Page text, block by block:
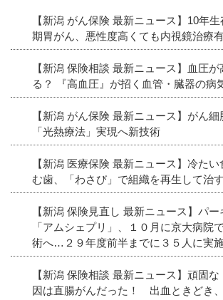
【新潟 がん保険 最新ニュース】10年
期胃がん、悪性度高くても内視鏡治療
【新潟 保険相談 最新ニュース】血圧が
る？ 『高血圧』が招く血管・臓器の病
【新潟 がん保険 最新ニュース】がん
「光熱療法」実現へ新技術
【新潟 医療保険 最新ニュース】冷た
む歯、「わさび」で組織を再生して治
【新潟 保険見直し 最新ニュース】パ
「アムシェプリ」、１０月に京大病院
術へ…２９年度前半までに３５人に実
【新潟 保険相談 最新ニュース】頑固
因は直腸がんだった！ 出血ときどき